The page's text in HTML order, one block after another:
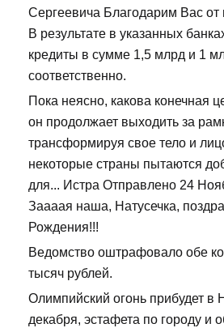
Сергеевича Благодарим Вас
В результате в указанных
кредиты в сумме 1,5 млрд и 1
соответственно.
Пока неясно, какова конечная
он продолжает выходить за
трансформируя свое тело и
некоторые страны пытаются
для... Истра Отправлено 24
Заааая наша, Натусечка,
Рождения!!!
Ведомство оштрафовало обе
тысяч рублей.
Олимпийский огонь прибудет в
декабря, эстафета по городу и